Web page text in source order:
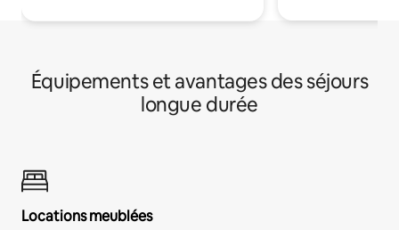
Équipements et avantages des séjours
longue durée
Locations meublées